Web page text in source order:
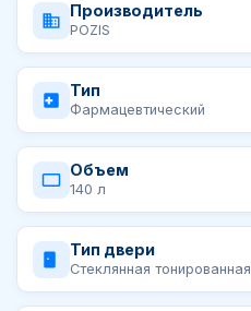
Производитель
POZIS
Тип
Фармацевтический
Объем
140 л
Тип двери
Стеклянная тонированная